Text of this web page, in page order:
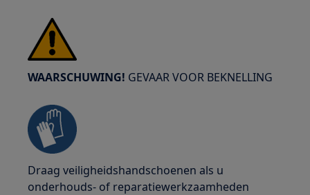
WAARSCHUWING! GEVAAR VOOR BEKNELLING
Draag veiligheidshandschoenen als u
onderhouds- of reparatiewerkzaamheden